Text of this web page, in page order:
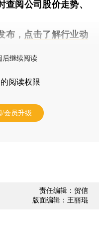
查阅公司股价走势、
布， 点击了解行业动
后继续阅读
阅读权限
/会员升级
责任编辑：贺信
版面编辑：王丽琨